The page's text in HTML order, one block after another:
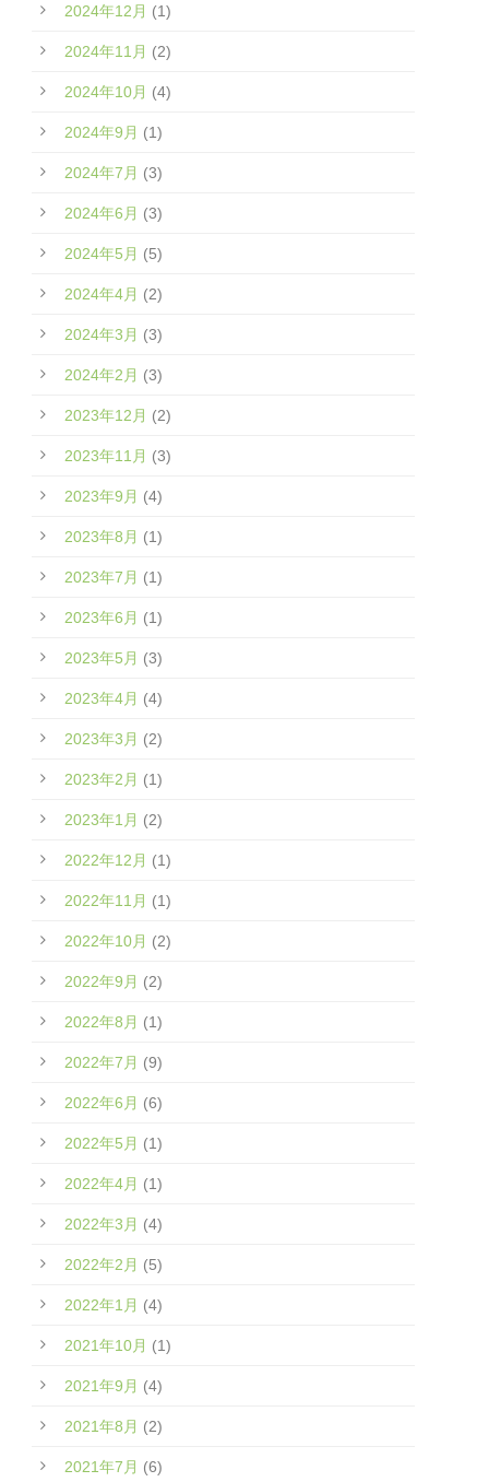
2024年12月 (1)
2024年11月 (2)
2024年10月 (4)
2024年9月 (1)
2024年7月 (3)
2024年6月 (3)
2024年5月 (5)
2024年4月 (2)
2024年3月 (3)
2024年2月 (3)
2023年12月 (2)
2023年11月 (3)
2023年9月 (4)
2023年8月 (1)
2023年7月 (1)
2023年6月 (1)
2023年5月 (3)
2023年4月 (4)
2023年3月 (2)
2023年2月 (1)
2023年1月 (2)
2022年12月 (1)
2022年11月 (1)
2022年10月 (2)
2022年9月 (2)
2022年8月 (1)
2022年7月 (9)
2022年6月 (6)
2022年5月 (1)
2022年4月 (1)
2022年3月 (4)
2022年2月 (5)
2022年1月 (4)
2021年10月 (1)
2021年9月 (4)
2021年8月 (2)
2021年7月 (6)